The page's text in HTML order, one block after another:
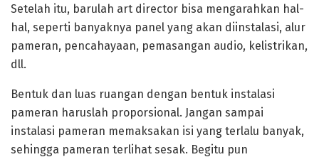
Setelah itu, barulah art director bisa mengarahkan hal-
hal, seperti banyaknya panel yang akan diinstalasi, alur
pameran, pencahayaan, pemasangan audio, kelistrikan,
dll.
Bentuk dan luas ruangan dengan bentuk instalasi
pameran haruslah proporsional. Jangan sampai
instalasi pameran memaksakan isi yang terlalu banyak,
sehingga pameran terlihat sesak. Begitu pun